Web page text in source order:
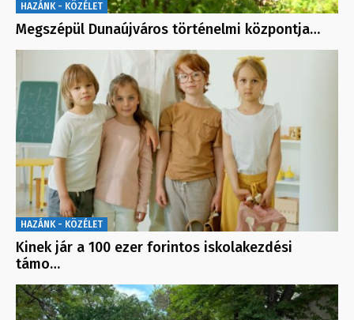
HAZÁNK - KÖZÉLET
Megszépül Dunaújváros történelmi központja…
HAZÁNK - KÖZÉLET
Kinek jár a 100 ezer forintos iskolakezdési
támo…